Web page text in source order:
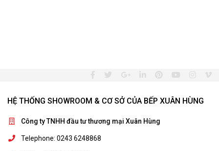
HỆ THỐNG SHOWROOM & CƠ SỞ CỦA BẾP XUÂN HÙNG
Công ty TNHH đầu tư thương mại Xuân Hùng
Telephone: 0243 6248868